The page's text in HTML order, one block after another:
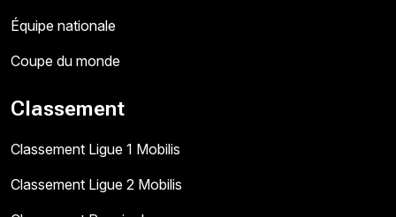
Équipe nationale
Coupe du monde
Classement
Classement Ligue 1 Mobilis
Classement Ligue 2 Mobilis